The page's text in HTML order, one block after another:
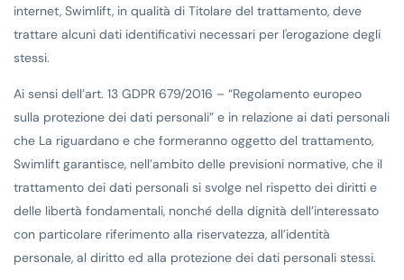
internet, Swimlift, in qualità di Titolare del trattamento, deve
trattare alcuni dati identificativi necessari per l'erogazione degli
stessi.
Ai sensi dell’art. 13 GDPR 679/2016 – “Regolamento europeo
sulla protezione dei dati personali” e in relazione ai dati personali
che La riguardano e che formeranno oggetto del trattamento,
Swimlift garantisce, nell’ambito delle previsioni normative, che il
trattamento dei dati personali si svolge nel rispetto dei diritti e
delle libertà fondamentali, nonché della dignità dell’interessato
con particolare riferimento alla riservatezza, all’identità
personale, al diritto ed alla protezione dei dati personali stessi.